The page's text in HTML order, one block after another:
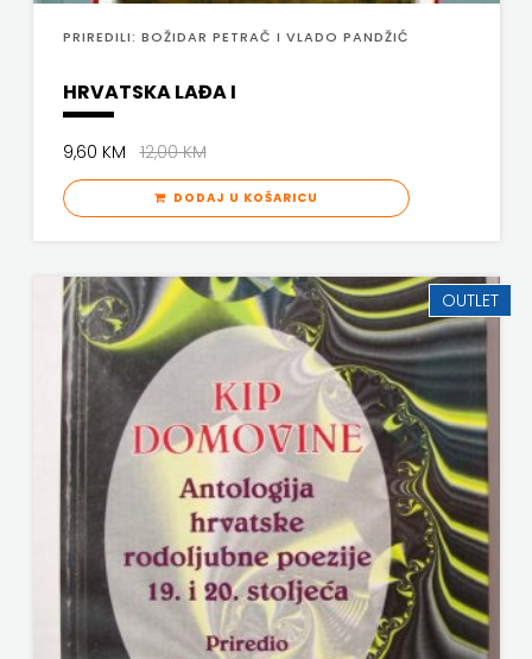
HNŽ
V.B.Z.
VORTO
PALABRA
ZNANJE
PRIREDILI: BOŽIDAR PETRAČ I VLADO PANDŽIĆ
HRVATSKA LAĐA I
9,60 KM12,00 KM
DODAJ U KOŠARICU
OUTLET